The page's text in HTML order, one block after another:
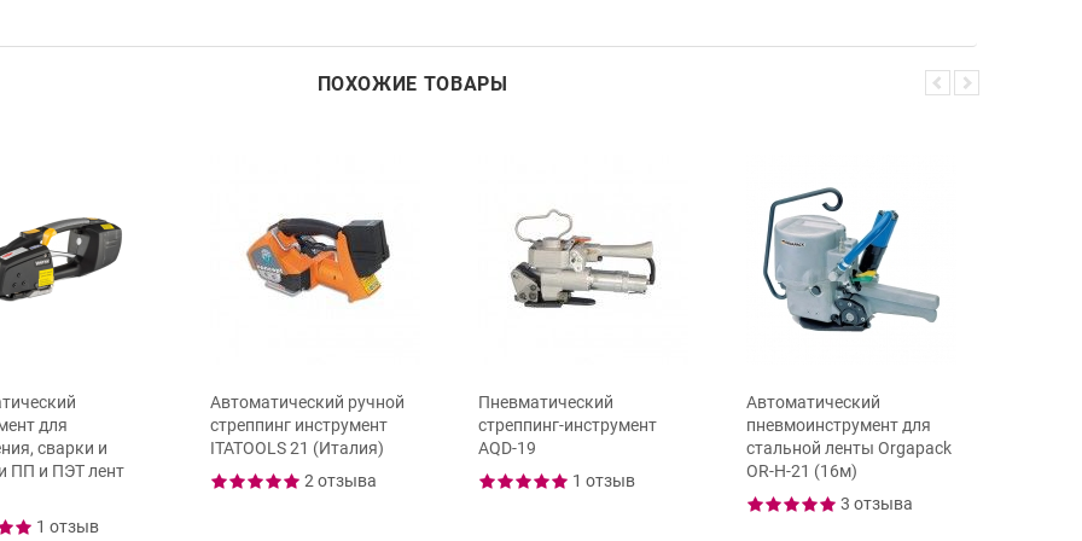
ПОХОЖИЕ ТОВАРЫ
для
сварки и
ПП и ПЭТ лент
1 отзыв
Автоматический ручной
стреппинг инструмент
ITATOOLS 21 (Италия)
2 отзыва
Пневматический
стреппинг-инструмент
AQD-19
1 отзыв
Автоматический
пневмоинструмент для
стальной ленты Orgapack
OR-H-21 (16м)
3 отзыва